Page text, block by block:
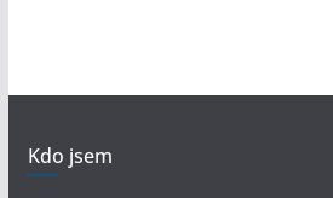
Kdo jsem